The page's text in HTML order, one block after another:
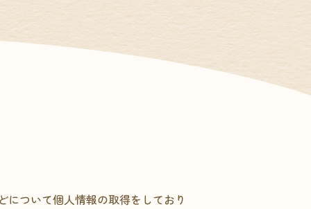
ついて個人情報の取得をしており